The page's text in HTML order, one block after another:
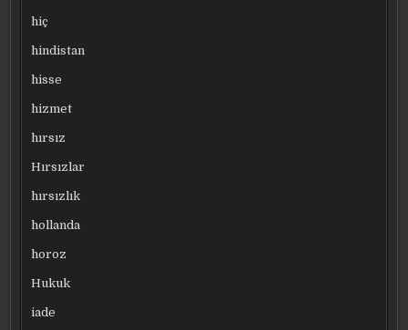
hiç
hindistan
hisse
hizmet
hırsız
Hırsızlar
hırsızlık
hollanda
horoz
Hukuk
iade